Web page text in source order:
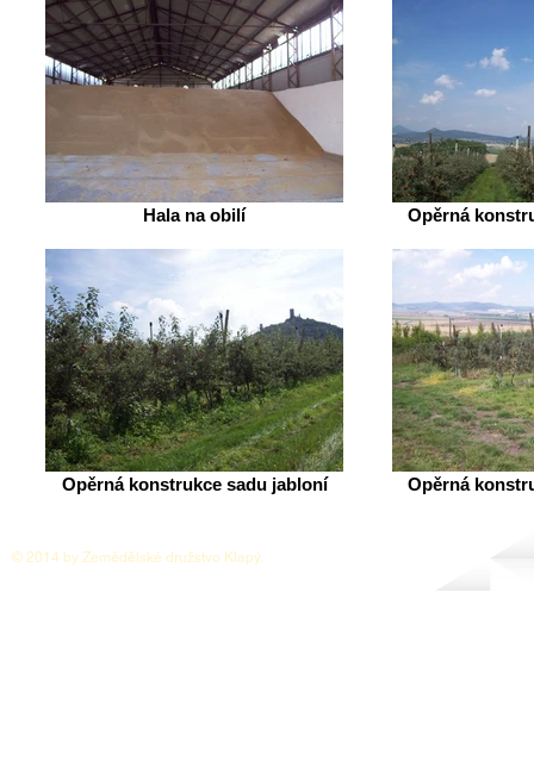
Hala na obilí Opěrná
Opěrná konstrukce sadu jabloní Opěrná
© 2014 by Zemědělské družstvo Klapý.